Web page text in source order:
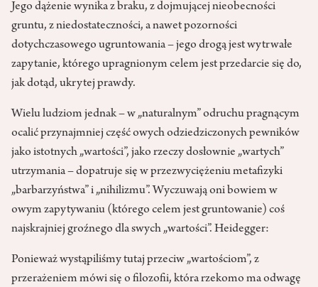
Jego dążenie wynika z braku, z dojmującej nieobecności
gruntu, z niedostateczności, a nawet pozorności
dotychczasowego ugruntowania – jego drogą jest wytrwałe
zapytanie, którego upragnionym celem jest przedarcie się do,
jak dotąd, ukrytej prawdy.
Wielu ludziom jednak – w „naturalnym” odruchu pragnącym
ocalić przynajmniej część owych odziedziczonych pewników
jako istotnych „wartości”, jako rzeczy dosłownie „wartych”
utrzymania – dopatruje się w przezwyciężeniu metafizyki
„barbarzyństwa” i „nihilizmu”. Wyczuwają oni bowiem w
owym zapytywaniu (którego celem jest gruntowanie) coś
najskrajniej groźnego dla swych „wartości”. Heidegger:
Ponieważ wystąpiliśmy tutaj przeciw „wartościom”, z
przerażeniem mówi się o filozofii, która rzekomo ma odwagę